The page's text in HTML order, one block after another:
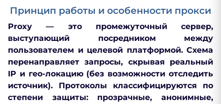
Принцип работы и особенности прокси
Рroxy — это промежуточный сервер,
выступающий посредником между
пользователем и целевой платформой. Схема
перенаправляет запросы, скрывая реальный
IP и гео-локацию (без возможности отследить
источник). Протоколы классифицируются по
степени защиты: прозрачные, анонимные,